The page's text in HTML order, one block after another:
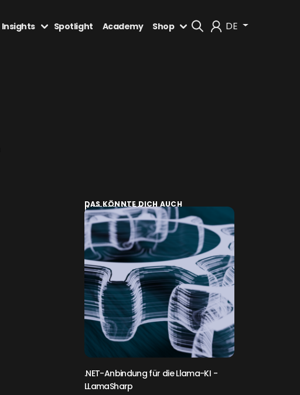
DE
Insights Spotlight Academy Shop
DAS KÖNNTE DICH AUCH
INTERESSIEREN:
.NET-Anbindung für die Llama-KI -
LLamaSharp